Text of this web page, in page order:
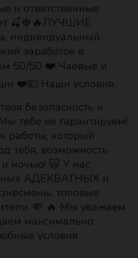
и ответственные
🍒🍓🔥ЛУЧШИЕ
индивидуальный
заработок в
50/50 ❤️ Чаевые и
❤️💶 Наши условия:
безопасность и
тебе ее гарантируем!
работы, который
тебя, возможность
ночью! 🙀 У нас
АДЕКВАТНЫХ и
топовые
💸 🔥 Мы уважаем
максимально
условия